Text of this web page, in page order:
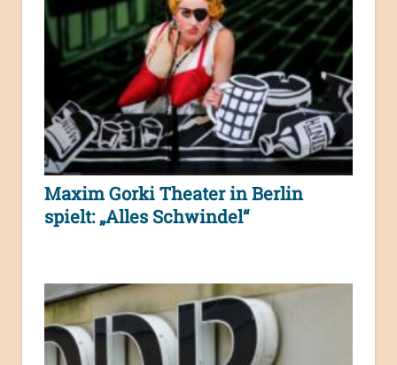
Maxim Gorki Theater in Berlin
spielt: „Alles Schwindel“